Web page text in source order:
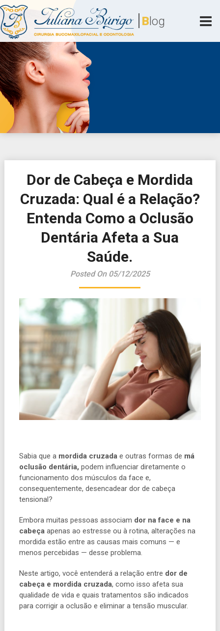
Skip
to
content
| Blog
Juliana Búrigo
Cirurgia Bucomaxilofacial e Odontologia
Dor de Cabeça e Mordida
Cruzada: Qual é a Relação?
Entenda Como a Oclusão
Dentária Afeta a Sua
Saúde.
Posted On 05/12/2025
Sabia que a mordida cruzadae outras formas de má
oclusão dentária, podem influenciar diretamente o
funcionamento dos músculos da face e,
consequentemente, desencadear dor de cabeça
tensional?
Embora muitas pessoas associam dor na face e na
cabeça apenas ao estresse ou à rotina, alterações na
mordida estão entre as causas mais comuns — e
menos percebidas — desse problema.
Neste artigo, você entenderá a relação entre dor de
cabeça e mordida cruzada, como isso afeta sua
qualidade de vida e quais tratamentos são indicados
para corrigir a oclusão e eliminar a tensão muscular.